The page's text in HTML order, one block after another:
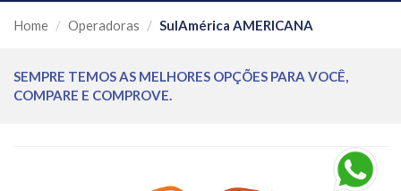
Home Operadoras SulAmérica AMERICANA
SEMPRE TEMOS AS MELHORES OPÇÕES PARA VOCÊ,
COMPARE E COMPROVE.